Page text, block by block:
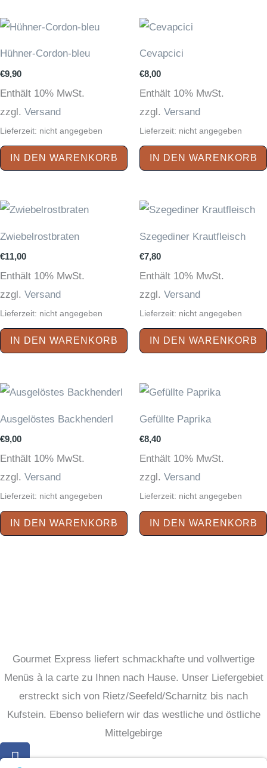
Hühner-Cordon-bleu
€9,90
Enthält 10% MwSt.
zzgl. Versand
Lieferzeit: nicht angegeben
IN DEN WARENKORB
Cevapcici
€8,00
Enthält 10% MwSt.
zzgl. Versand
Lieferzeit: nicht angegeben
IN DEN WARENKORB
Zwiebelrostbraten
€11,00
Enthält 10% MwSt.
zzgl. Versand
Lieferzeit: nicht angegeben
IN DEN WARENKORB
Szegediner Krautfleisch
€7,80
Enthält 10% MwSt.
zzgl. Versand
Lieferzeit: nicht angegeben
IN DEN WARENKORB
Ausgelöstes Backhenderl
€9,00
Enthält 10% MwSt.
zzgl. Versand
Lieferzeit: nicht angegeben
IN DEN WARENKORB
Gefüllte Paprika
€8,40
Enthält 10% MwSt.
zzgl. Versand
Lieferzeit: nicht angegeben
IN DEN WARENKORB
Gourmet Express liefert schmackhafte und vollwertige
Menüs à la carte zu Ihnen nach Hause. Unser Liefergebiet
erstreckt sich von Rietz/Seefeld/Scharnitz bis nach
Kufstein. Ebenso beliefern wir das westliche und östliche
Mittelgebirge
F
a